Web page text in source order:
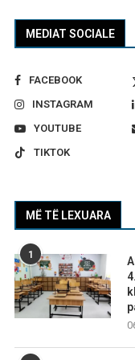
MEDIAT SOCIALE
FACEBOOK
INSTAGRAM
YOUTUBE
TIKTOK
MË TË LEXUARA
1